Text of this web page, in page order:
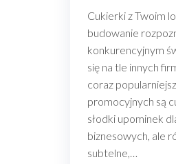
Cukierki z Twoim
budowanie
konkurencyjnym
się na tle innych
coraz
promocyjnych są
słodki upominek
biznesowych, ale
subtelne,…